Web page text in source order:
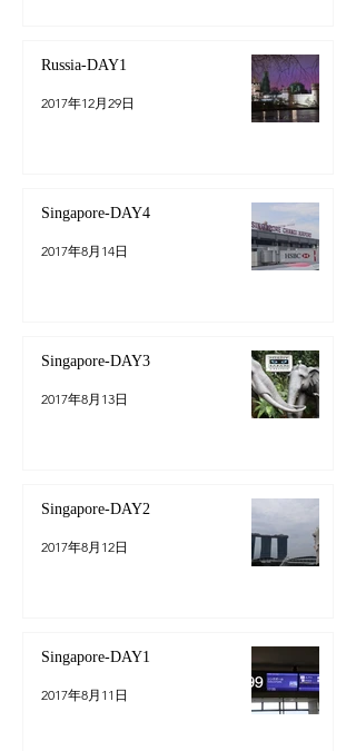
Russia-DAY1
2017年12月29日
Singapore-DAY4
2017年8月14日
Singapore-DAY3
2017年8月13日
Singapore-DAY2
2017年8月12日
Singapore-DAY1
2017年8月11日